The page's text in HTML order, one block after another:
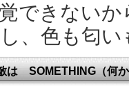
できない
、色も匂
は SOMETHING（何